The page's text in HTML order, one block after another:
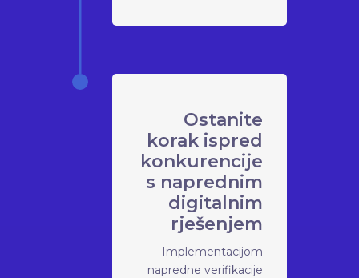
Ostanite
korak ispred
konkurencije
s naprednim
digitalnim
rješenjem
Implementacijom
napredne verifikacije